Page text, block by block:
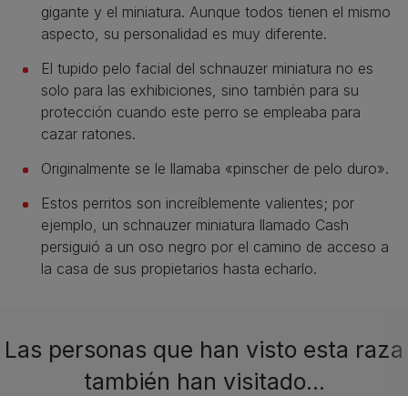
gigante y el miniatura. Aunque todos tienen el mismo
aspecto, su personalidad es muy diferente.
El tupido pelo facial del schnauzer miniatura no es
solo para las exhibiciones, sino también para su
protección cuando este perro se empleaba para
cazar ratones.
Originalmente se le llamaba «pinscher de pelo duro».
Estos perritos son increíblemente valientes; por
ejemplo, un schnauzer miniatura llamado Cash
persiguió a un oso negro por el camino de acceso a
la casa de sus propietarios hasta echarlo.
Las personas que han visto esta raza
también han visitado…